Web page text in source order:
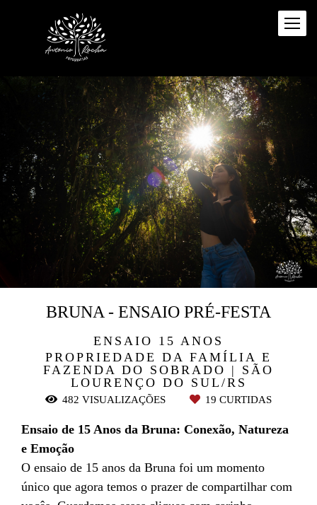
ENSAIO 15 ANOS
PROPRIEDADE DA FAMÍLIA E
FAZENDA DO SOBRADO | SÃO
LOURENÇO DO SUL/RS
BRUNA - ENSAIO PRÉ-FESTA
482 VISUALIZAÇÕES 19 CURTIDAS
Ensaio de 15 Anos da Bruna: Conexão, Natureza
e Emoção
O ensaio de 15 anos da Bruna foi um momento
único que agora temos o prazer de compartilhar com